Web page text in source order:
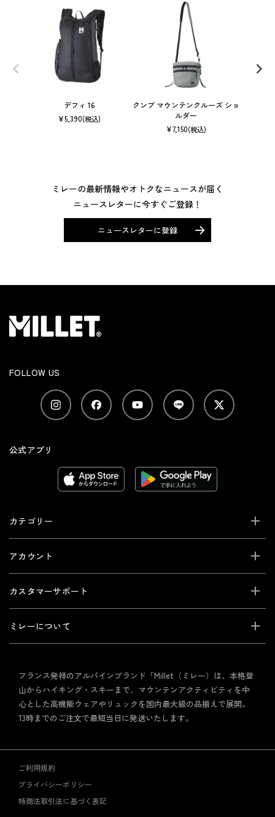
デフィ 16
¥5,390(税込)
クンブ マウンテンクルーズ ショ
ルダー
¥7,150(税込)
ミレーの最新情報やオトクなニュースが届く
ニュースレターに今すぐご登録！
ニュースレターに登録
FOLLOW US
公式アプリ
カテゴリー
アカウント
カスタマーサポート
ミレーについて
フランス発祥のアルパインブランド「Millet（ミレー）は、本格登
山からハイキング・スキーまで、マウンテンアクティビティを中
心とした高機能ウェアやリュックを国内最大級の品揃えで展開。
13時までのご注文で最短当日に発送いたします。
ご利用規約
プライバシーポリシー
特商法取引法に基づく表記